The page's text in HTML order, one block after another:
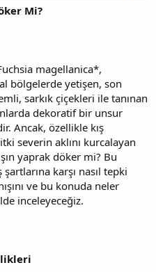
Mi?
magellanica*,
bölgelerde yetişen, son
sarkık çiçekleri ile tanınan
dekoratif bir unsur
Ancak, özellikle kış
severin aklını kurcalayan
yaprak döker mi? Bu
karşı nasıl tepki
ve bu konuda neler
inceleyeceğiz.